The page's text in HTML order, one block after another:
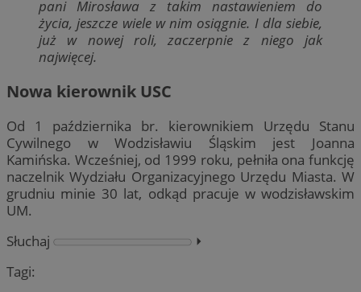
pani Mirosława z takim nastawieniem do
życia, jeszcze wiele w nim osiągnie. I dla siebie,
już w nowej roli, zaczerpnie z niego jak
najwięcej.
Nowa kierownik USC
Od 1 października br. kierownikiem Urzędu Stanu
Cywilnego w Wodzisławiu Śląskim jest Joanna
Kamińska. Wcześniej, od 1999 roku, pełniła ona funkcję
naczelnik Wydziału Organizacyjnego Urzędu Miasta. W
grudniu minie 30 lat, odkąd pracuje w wodzisławskim
UM.
Słuchaj
⏵︎
Tagi: